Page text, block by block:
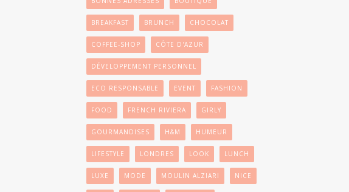
BREAKFAST BRUNCH CHOCOLAT
COFFEE-SHOP CÔTE D'AZUR
DÉVELOPPEMENT PERSONNEL
ECO RESPONSABLE EVENT FASHION
FOOD FRENCH RIVIERA GIRLY
GOURMANDISES H&M HUMEUR
LIFESTYLE LONDRES LOOK LUNCH
LUXE MODE MOULIN ALZIARI NICE